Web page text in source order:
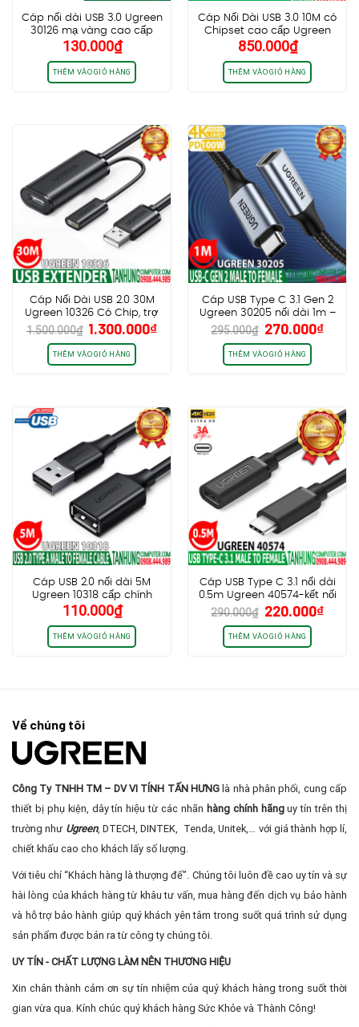
Cáp nối dài USB 3.0 Ugreen
30126 mạ vàng cao cấp
dài 1m5
130.000₫
THÊM VÀO GIỎ HÀNG
Cáp Nối Dài USB 3.0 10M có
Chipset cao cấp Ugreen
20827
850.000₫
THÊM VÀO GIỎ HÀNG
Cáp Nối Dài USB 2.0 30M
Ugreen 10326 Có Chip, trợ
nguồn USB-C chính hãng
(New)
1.500.000₫ Giá
gốc
là:
1.500.000₫.
1.300.000₫Giá
THÊM VÀO GIỎ HÀNG
Cáp USB Type C 3.1 Gen 2
Ugreen 30205 nối dài 1m –
Video 4K@60Hz, PD100W,
Truyền data 10Gbps
295.000₫ Giá
gốc
là:
295.000₫.
270.000₫Giá
THÊM VÀO GIỎ HÀNG
Cáp USB 2.0 nối dài 5M
Ugreen 10318 cấp chính
hãng
110.000₫
THÊM VÀO GIỎ HÀNG
Cáp USB Type C 3.1 nối dài
0.5m Ugreen 40574-kết nối
sạc,truyền dữ liệu,Video 4K
290.000₫ Giá
gốc
là:
290.000₫.
220.000₫Giá
THÊM VÀO GIỎ HÀNG
Về chúng tôi
Công Ty TNHH TM – DV VI TÍNH TẤN HƯNG là nhà phân phối, cung cấp
thiết bị phụ kiện, dây tín hiệu từ các nhãn hàng chính hãnguy tín trên thị
trường như Ugreen, DTECH, DINTEK, Tenda, Unitek,… với giá thành hợp lí,
chiết khấu cao cho khách lấy số lượng.
Với tiêu chí “Khách hàng là thượng đế”. Chúng tôi luôn đề cao uy tín và sự
hài lòng của khách hàng từ khâu tư vấn, mua hàng đến dịch vụ bảo hành
và hỗ trợ bảo hành giúp quý khách yên tâm trong suốt quá trình sử dụng
sản phẩm được bán ra từ công ty chúng tôi.
UY TÍN - CHẤT LƯỢNG LÀM NÊN THƯƠNG HIỆU
Xin chân thành cảm ơn sự tín nhiệm của quý khách hàng trong suốt thời
gian vừa qua. Kính chúc quý khách hàng Sức Khỏe và Thành Công!